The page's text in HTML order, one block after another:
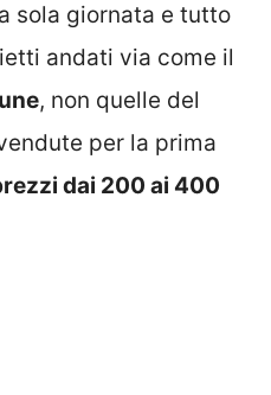
sola giornata e tutto
andati via come il
, non quelle del
per la prima
dai 200 ai 400